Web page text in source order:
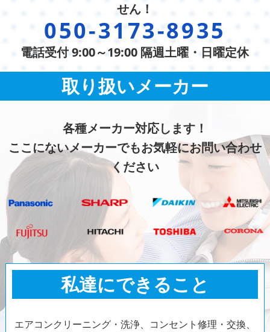
せん！
050-3173-8935
電話受付 9:00～19:00 隔週土曜・日曜定休
取り扱いメーカー
各種メーカー対応します！
ここにないメーカーでもお気軽にお問い合わせ
ください
私達にできること
エアコンクリーニング・洗浄、コンセント修理・交換、